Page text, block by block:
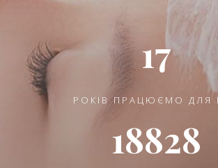
17
РОКІВ ПРАЦЮЄМО ДЛЯ
18828